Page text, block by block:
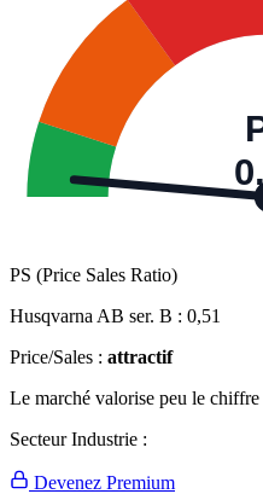
PS (Price Sales Ratio)
Husqvarna AB ser. B : 0,51
Price/Sales : attractif
Le marché valorise peu le chiffre
Secteur Industrie :
Devenez Premium